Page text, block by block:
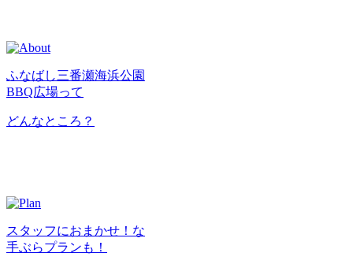
ふなばし三番瀬海浜公園
BBQ広場って
どんなところ？
スタッフにおまかせ！な
手ぶらプランも！